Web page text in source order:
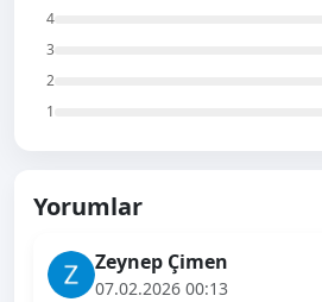
4
3
2
1
Yorumlar
Zeynep Çimen
07.02.2026 00:13